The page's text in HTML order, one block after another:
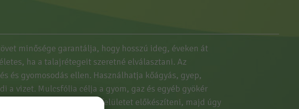
minősége garantálja, hogy hosszú ideg, éveken át
ha a talajrétegeit szeretné elválasztani. Az
és gyomosodás ellen. Használhatja kőágyás, gyep,
vizet. Mulcsfólia célja a gyom, gaz és egyéb gyökér
telepítése előtt a talaj felületet előkészíteni, majd úgy